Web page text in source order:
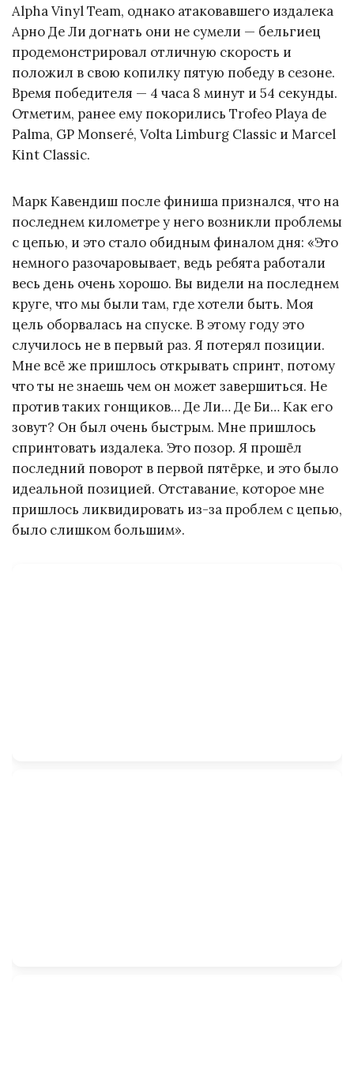
Alpha Vinyl Team, однако атаковавшего издалека
Арно Де Ли догнать они не сумели — бельгиец
продемонстрировал отличную скорость и
положил в свою копилку пятую победу в сезоне.
Время победителя — 4 часа 8 минут и 54 секунды.
Отметим, ранее ему покорились Trofeo Playa de
Palma, GP Monseré, Volta Limburg Classic и Marcel
Kint Classic.
Марк Кавендиш после финиша признался, что на
последнем километре у него возникли проблемы
с цепью, и это стало обидным финалом дня: «Это
немного разочаровывает, ведь ребята работали
весь день очень хорошо. Вы видели на последнем
круге, что мы были там, где хотели быть. Моя
цель оборвалась на спуске. В этому году это
случилось не в первый раз. Я потерял позиции.
Мне всё же пришлось открывать спринт, потому
что ты не знаешь чем он может завершиться. Не
против таких гонщиков… Де Ли… Де Би… Как его
зовут? Он был очень быстрым. Мне пришлось
спринтовать издалека. Это позор. Я прошёл
последний поворот в первой пятёрке, и это было
идеальной позицией. Отставание, которое мне
пришлось ликвидировать из-за проблем с цепью,
было слишком большим».